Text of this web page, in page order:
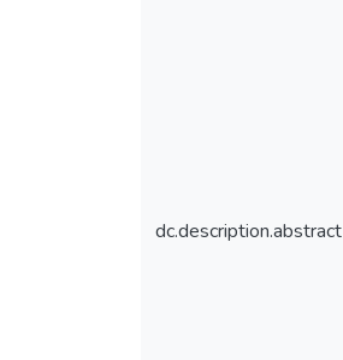
dc.description.abstract